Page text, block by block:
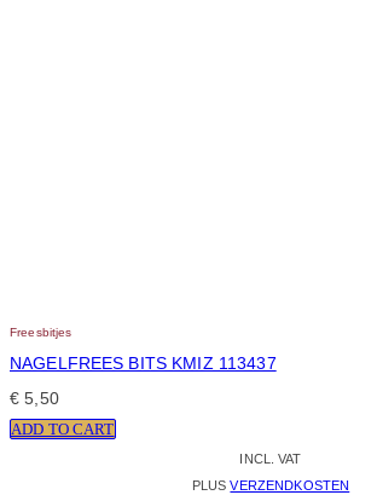
Freesbitjes
NAGELFREES BITS KMIZ 113437
€ 5,50
ADD TO CART
INCL. VAT
PLUSVERZENDKOSTEN